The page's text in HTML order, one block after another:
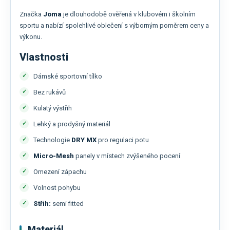
Značka Joma je dlouhodobě ověřená v klubovém i školním
sportu a nabízí spolehlivé oblečení s výborným poměrem ceny a
výkonu.
Vlastnosti
Dámské sportovní tílko
Bez rukávů
Kulatý výstřih
Lehký a prodyšný materiál
Technologie DRY MX pro regulaci potu
Micro-Mesh panely v místech zvýšeného pocení
Omezení zápachu
Volnost pohybu
Střih: semi fitted